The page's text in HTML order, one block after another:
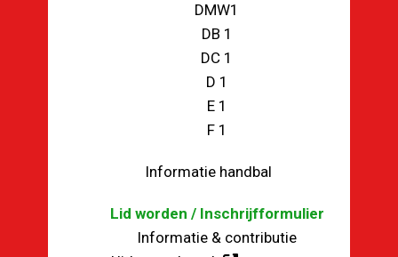
DMW1
DB 1
DC 1
D 1
E 1
F 1
Informatie handbal
Lid worden / Inschrijfformulier
Informatie & contributie